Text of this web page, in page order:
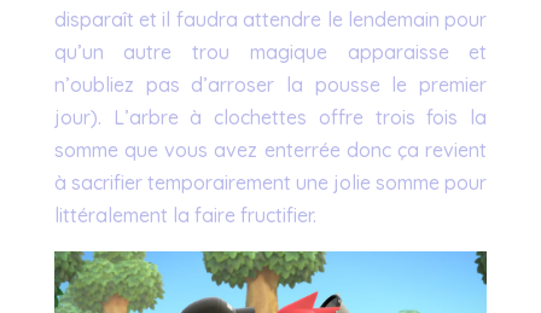
disparaît et il faudra attendre le lendemain pour
qu’un autre trou magique apparaisse et
n’oubliez pas d’arroser la pousse le premier
jour). L’arbre à clochettes offre trois fois la
somme que vous avez enterrée donc ça revient
à sacrifier temporairement une jolie somme pour
littéralement la faire fructifier.